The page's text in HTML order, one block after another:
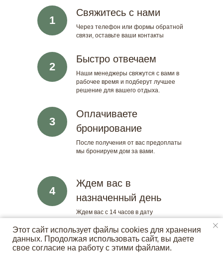
4
2
1
3
Через телефон или формы обратной
связи, оставьте ваши контакты
Наши менеджеры свяжутся с вами в
рабочее время и подберут лучшее
решение для вашего отдыха.
После получения от вас предоплаты
мы бронируем дом за вами.
Свяжитесь с нами
Быстро отвечаем
Оплачиваете
бронирование
Ждем вас с 14 часов в дату
вашему приезду.
Ждем вас в
назначенный день
Этот сайт использует файлы cookies для хранения
данных. Продолжая использовать сайт, вы даете
свое согласие на работу с этими файлами.